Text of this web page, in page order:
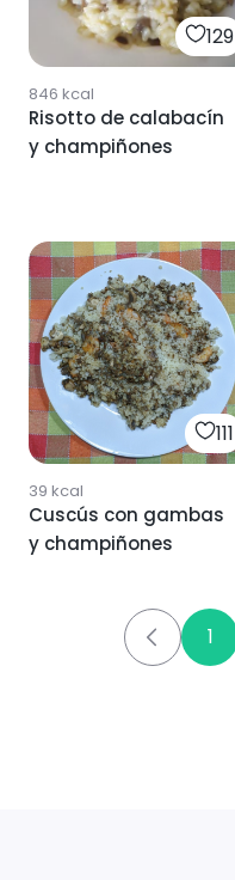
129
846 kcal
Risotto de calabacín
y champiñones
111
39 kcal
Cuscús con gambas
y champiñones
1